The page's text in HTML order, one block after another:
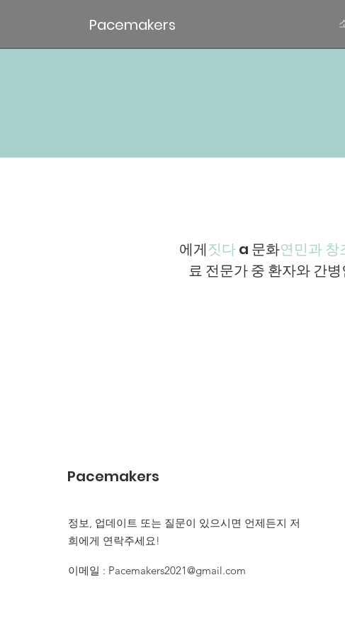
Pacemakers
에게짓다a 문화연민과 창
료 전문가 중 환자와 간
Pacemakers
정보, 업데이트 또는 질문이 있으시면 언제든지 저
희에게 연락주세요!
이메일 : Pacemakers2021@gmail.com